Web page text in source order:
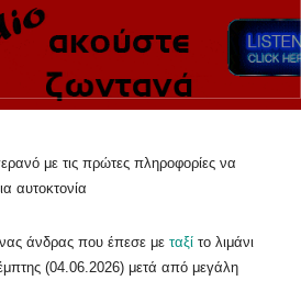
με τις πρώτες πληροφορίες να
αυτοκτονία
άνδρας που έπεσε με ταξί το λιμάνι
(04.06.2026) μετά από μεγάλη